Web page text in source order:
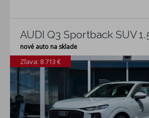
AUDI Q3 Sportback SUV
nové auto na sklade
Zľava: 8 713 €